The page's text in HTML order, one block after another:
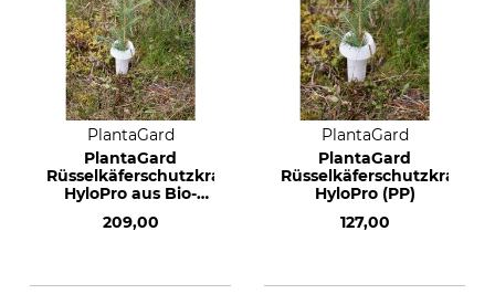
PlantaGard
PlantaGard
Rüsselkäferschutzkragen
HyloPro aus Bio-
209,00
PlantaGard
PlantaGard
Rüsselkäferschutzkragen
HyloPro (PP)
127,00